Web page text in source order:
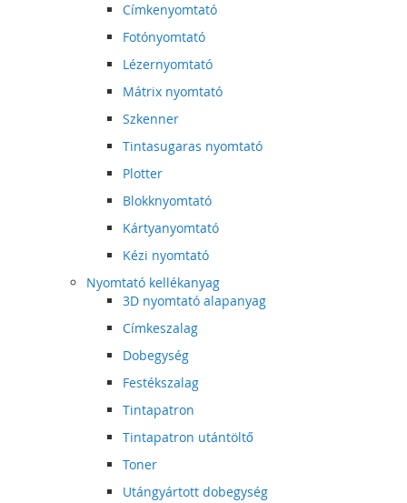
Címkenyomtató
Fotónyomtató
Lézernyomtató
Mátrix nyomtató
Szkenner
Tintasugaras nyomtató
Plotter
Blokknyomtató
Kártyanyomtató
Kézi nyomtató
Nyomtató kellékanyag
3D nyomtató alapanyag
Címkeszalag
Dobegység
Festékszalag
Tintapatron
Tintapatron utántöltő
Toner
Utángyártott dobegység